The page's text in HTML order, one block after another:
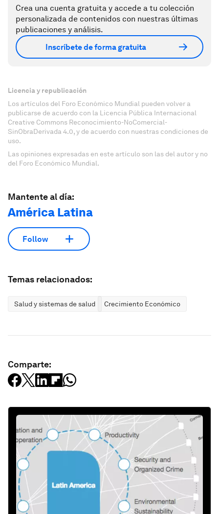
Crea una cuenta gratuita y accede a tu colección
personalizada de contenidos con nuestras últimas
publicaciones y análisis.
Inscríbete de forma gratuita
Licencia y republicación
Los artículos del Foro Económico Mundial pueden volver a
publicarse de acuerdo con la Licencia Pública Internacional
Creative Commons Reconocimiento-NoComercial-
SinObraDerivada 4.0, y de acuerdo con nuestras condiciones de
uso.
Las opiniones expresadas en este artículo son las del autor y no
del Foro Económico Mundial.
Mantente al día:
América Latina
Follow
Temas relacionados:
Salud y sistemas de salud Crecimiento Económico
Comparte: